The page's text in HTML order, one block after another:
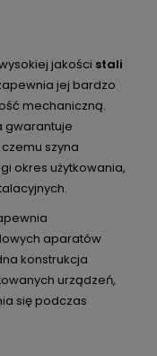
jakości stali
jej bardzo
mechaniczną.
gwarantuje
szyna
okres użytkowania,
aparatów
konstrukcja
urządzeń,
się podczas